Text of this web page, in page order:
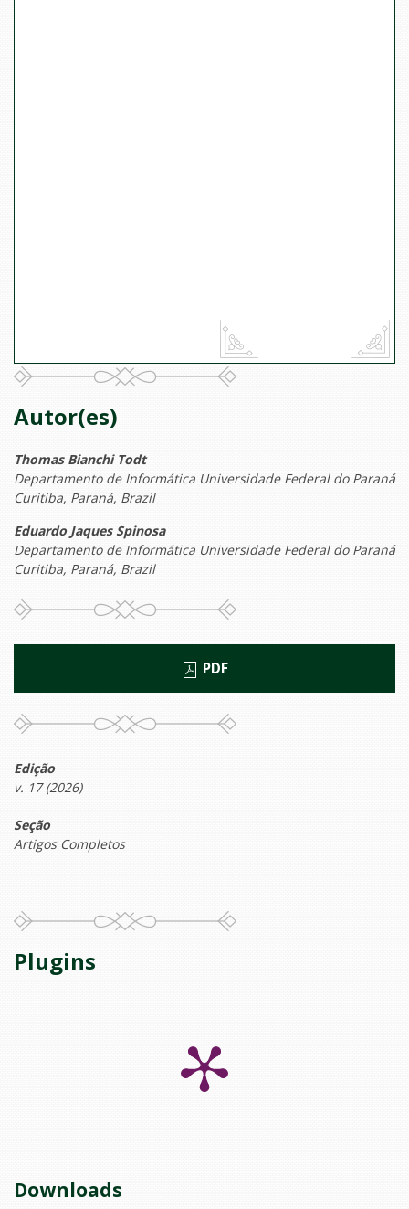
Autor(es)
Thomas Bianchi Todt
Departamento de Informática Universidade Federal do Paraná
Curitiba, Paraná, Brazil
Eduardo Jaques Spinosa
Departamento de Informática Universidade Federal do Paraná
Curitiba, Paraná, Brazil
PDF
Edição
v. 17 (2026)
Seção
Artigos Completos
Plugins
Downloads